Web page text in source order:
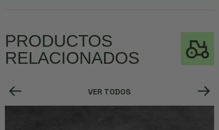
PRODUCTOS
RELACIONADOS
VER TODOS